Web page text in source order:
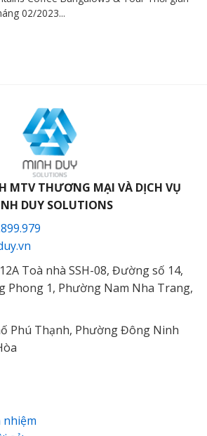
02/2023...
MTV THƯƠNG MẠI VÀ DỊCH VỤ
DUY SOLUTIONS
Toà nhà SSH-08, Đường số 14,
Phong 1, Phường Nam Nha Trang,
Phú Thạnh, Phường Đông Ninh